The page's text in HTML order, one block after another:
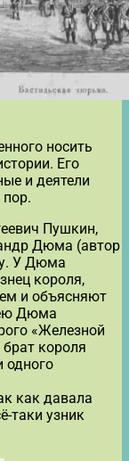
носить
Его
и деятели
Пушкин,
Дюма (автор
У Дюма
короля,
и объясняют
Дюма
«Железной
короля
одного
как давала
таки узник